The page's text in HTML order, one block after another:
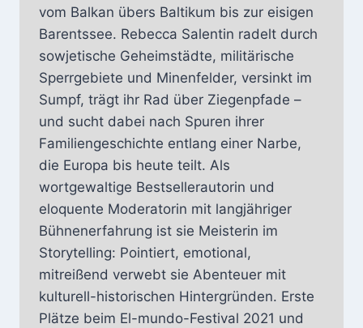
vom Balkan übers Baltikum bis zur eisigen
Barentssee. Rebecca Salentin radelt durch
sowjetische Geheimstädte, militärische
Sperrgebiete und Minenfelder, versinkt im
Sumpf, trägt ihr Rad über Ziegenpfade –
und sucht dabei nach Spuren ihrer
Familiengeschichte entlang einer Narbe,
die Europa bis heute teilt. Als
wortgewaltige Bestsellerautorin und
eloquente Moderatorin mit langjähriger
Bühnenerfahrung ist sie Meisterin im
Storytelling: Pointiert, emotional,
mitreißend verwebt sie Abenteuer mit
kulturell-historischen Hintergründen. Erste
Plätze beim El-mundo-Festival 2021 und